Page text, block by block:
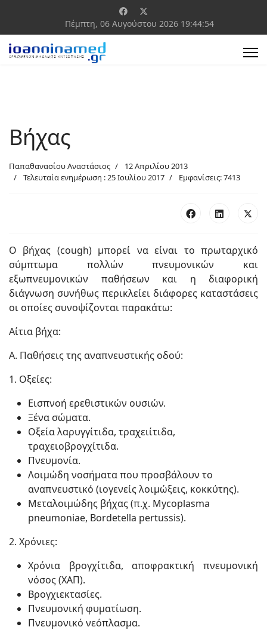
Πέμπτη, 06 Αυγούστου 2026 19:44:54
Βήχας
Παπαθανασίου Αναστάσιος
12 Απριλίου 2013
Τελευταία ενημέρωση : 25 Ιουλίου 2017
Εμφανίσεις: 7413
Ο βήχας (cough) μπορεί να είναι το πρωταρχικό
σύμπτωμα πολλών πνευμονικών και
εξωπνευμονικών παθήσεων και η διαφορική
διάγνωση συνήθως περικλείει διάφορες καταστάσεις
οι οποίες συνοψίζονται παρακάτω:
Αίτια βήχα:
Α. Παθήσεις της αναπνευστικής οδού:
1. Οξείες:
Εισπνοή ερεθιστικών ουσιών.
Ξένα σώματα.
Οξεία λαρυγγίτιδα, τραχειίτιδα,
τραχειοβρογχίτιδα.
Πνευμονία.
Λοιμώδη νοσήματα που προσβάλουν το
αναπνευστικό (ιογενείς λοιμώξεις, κοκκύτης).
Μεταλοιμώδης βήχας (π.χ. Mycoplasma
pneumoniae, Bordetella pertussis).
2. Χρόνιες:
Χρόνια βρογχίτιδα, αποφρακτική πνευμονική
νόσος (ΧΑΠ).
Βρογχιεκτασίες.
Πνευμονική φυματίωση.
Πνευμονικό νεόπλασμα.